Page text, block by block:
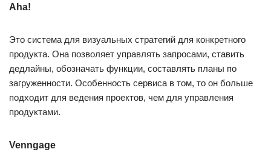
Aha!
Это система для визуальных стратегий для конкретного
продукта. Она позволяет управлять запросами, ставить
дедлайны, обозначать функции, составлять планы по
загруженности. Особенность сервиса в том, то он больше
подходит для ведения проектов, чем для управления
продуктами.
Venngage